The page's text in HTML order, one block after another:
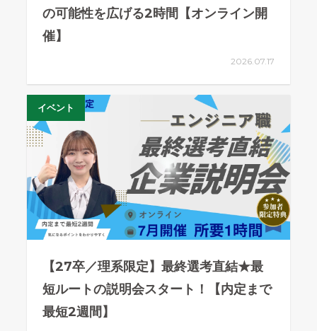
の可能性を広げる2時間【オンライン開
催】
2026.07.17
イベント
【27卒／理系限定】最終選考直結★最
短ルートの説明会スタート！【内定まで
最短2週間】